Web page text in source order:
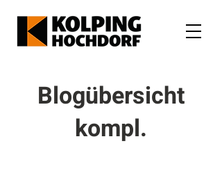
Blogübersicht
kompl.